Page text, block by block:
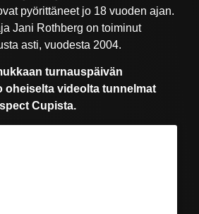
pyörittäneet jo 18 vuoden ajan.
Jani Rothberg on toiminut
asti, vuodesta 2004.
turnauspäivän
oheiselta videolta tunnelmat
Cupista.